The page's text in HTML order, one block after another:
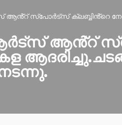
ആൻ്റ് സ്പോർട്സ് ക്ലബ്ബിൻ്റെ
ആർട്സ് ആൻ്റ്